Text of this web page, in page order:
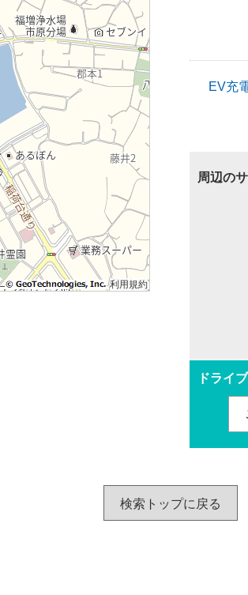
利用規約
EV充
周辺の
ドライ
検索トップに戻る